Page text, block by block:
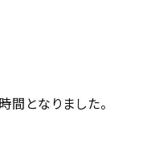
となりました。